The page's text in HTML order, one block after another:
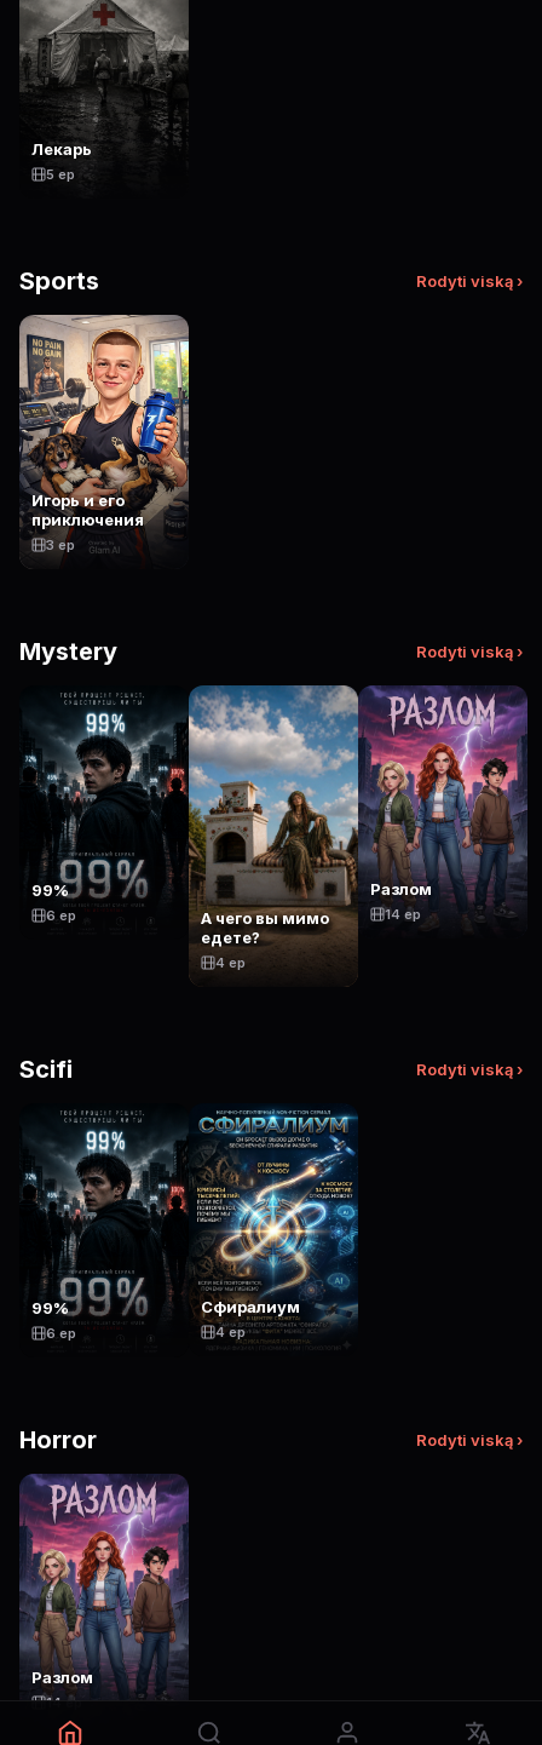
Лекарь
5 ep
Sports Rodyti viską ›
Игорь и его
приключения
3 ep
Mystery Rodyti viską ›
99%
6 ep
А чего вы мимо
едете?
4 ep
Разлом
14 ep
Scifi Rodyti viską ›
99%
6 ep
Сфиралиум
4 ep
Horror Rodyti viską ›
Разлом
14 ep